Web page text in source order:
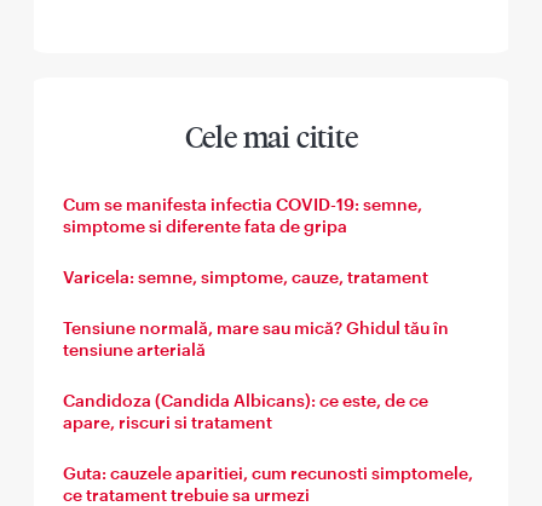
Cele mai citite
Cum se manifesta infectia COVID-19: semne,
simptome si diferente fata de gripa
Varicela: semne, simptome, cauze, tratament
Tensiune normală, mare sau mică? Ghidul tău în
tensiune arterială
Candidoza (Candida Albicans): ce este, de ce
apare, riscuri si tratament
Guta: cauzele aparitiei, cum recunosti simptomele,
ce tratament trebuie sa urmezi